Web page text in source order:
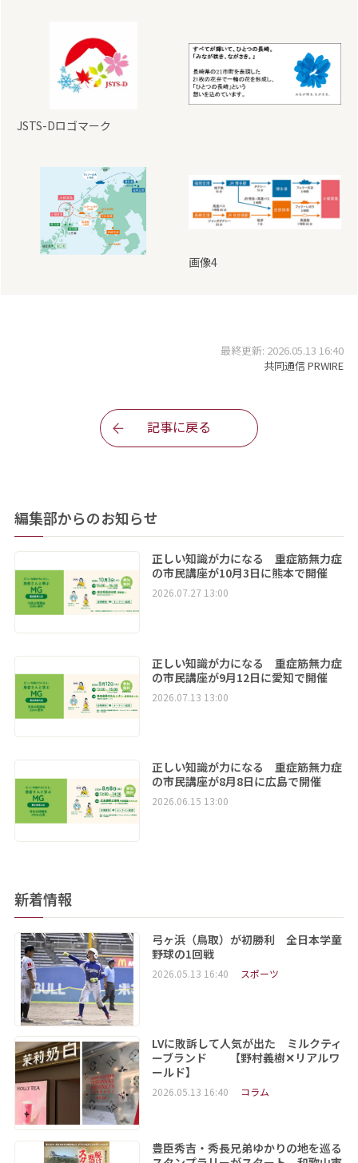
JSTS-Dロゴマーク
画像4
最終更新: 2026.05.13 16:40
共同通信 PRWIRE
記事に戻る
編集部からのお知らせ
正しい知識が力になる 重症筋無力症
の市民講座が10月3日に熊本で開催
2026.07.27 13:00
正しい知識が力になる 重症筋無力症
の市民講座が9月12日に愛知で開催
2026.07.13 13:00
正しい知識が力になる 重症筋無力症
の市民講座が8月8日に広島で開催
2026.06.15 13:00
新着情報
弓ヶ浜（鳥取）が初勝利 全日本学童
野球の1回戦
2026.05.13 16:40 スポーツ
LVに敗訴して人気が出た ミルクティ
ーブランド 【野村義樹✕リアルワ
ールド】
2026.05.13 16:40 コラム
豊臣秀吉・秀長兄弟ゆかりの地を巡る